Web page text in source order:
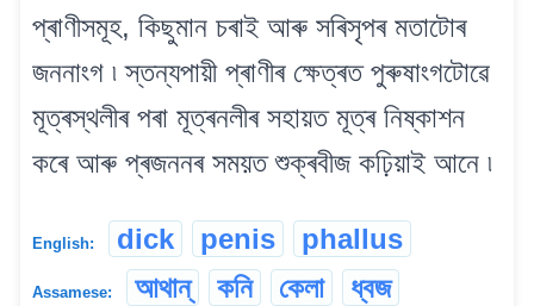
প্ৰাণীসমূহ, কিছুমান চৰাই আৰু সৰিসৃপৰ মতাটোৰ
জননাংগ ৷ স্তন্যপায়ী প্ৰাণীৰ ক্ষেত্ৰত পুৰুষাংগটোৱে
মূত্ৰস্থলীৰ পৰা মূত্ৰনলীৰ সহায়ত মূত্ৰ নিষ্কাশন
কৰে আৰু প্ৰজননৰ সময়ত শুক্ৰবীজ কঢ়িয়াই আনে ৷
English: dick penis phallus
Assamese: আথান্ কনি কেলা
ধ্বজ